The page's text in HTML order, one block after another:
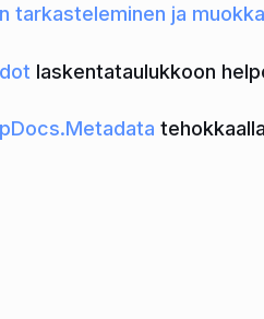
tarkasteleminen ja
laskentataulukkoon